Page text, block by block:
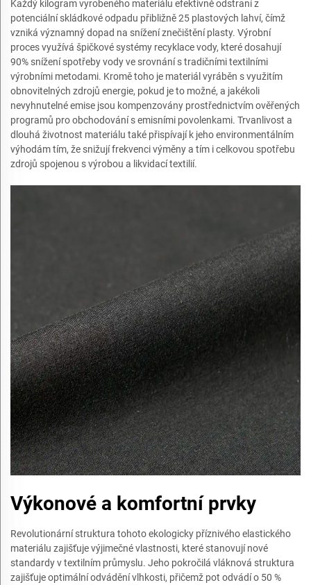
Každý kilogram vyrobeného materiálu efektivně odstraní z
potenciální skládkové odpadu přibližně 25 plastových lahví, čímž
vzniká významný dopad na snížení znečištění plasty. Výrobní
proces využívá špičkové systémy recyklace vody, které dosahují
90% snížení spotřeby vody ve srovnání s tradičními textilními
výrobními metodami. Kromě toho je materiál vyráběn s využitím
obnovitelných zdrojů energie, pokud je to možné, a jakékoli
nevyhnutelné emise jsou kompenzovány prostřednictvím ověřených
programů pro obchodování s emisními povolenkami. Trvanlivost a
dlouhá životnost materiálu také přispívají k jeho environmentálním
výhodám tím, že snižují frekvenci výměny a tím i celkovou spotřebu
zdrojů spojenou s výrobou a likvidací textilií.
Výkonové a komfortní prvky
Revolutionární struktura tohoto ekologicky příznivého elastického
materiálu zajišťuje výjimečné vlastnosti, které stanovují nové
standardy v textilním průmyslu. Jeho pokročilá vláknová struktura
zajišťuje optimální odvádění vlhkosti, přičemž pot odvádí o 50 %